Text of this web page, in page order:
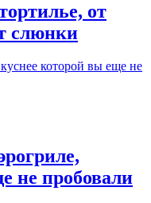
от
слюнки
не пробовали